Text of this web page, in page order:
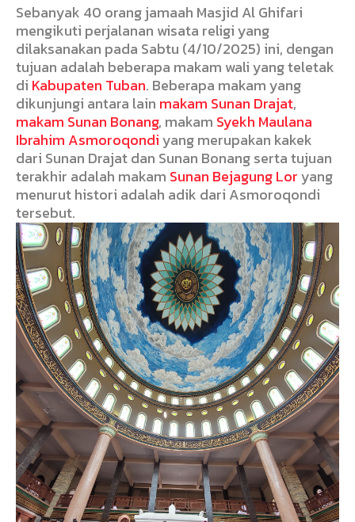
Sebanyak 40 orang jamaah Masjid Al Ghifari
mengikuti perjalanan wisata religi yang
dilaksanakan pada Sabtu (4/10/2025) ini, dengan
tujuan adalah beberapa makam wali yang teletak
di Kabupaten Tuban. Beberapa makam yang
dikunjungi antara lain makam Sunan Drajat,
makam Sunan Bonang, makam Syekh Maulana
Ibrahim Asmoroqondiyang merupakan kakek
dari Sunan Drajat dan Sunan Bonang serta tujuan
terakhir adalah makam Sunan Bejagung Loryang
menurut histori adalah adik dari Asmoroqondi
tersebut.